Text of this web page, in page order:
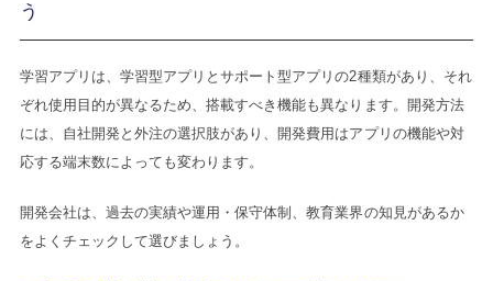
う
学習アプリは、学習型アプリとサポート型アプリの2種類があり、それ
ぞれ使用目的が異なるため、搭載すべき機能も異なります。開発方法
には、自社開発と外注の選択肢があり、開発費用はアプリの機能や対
応する端末数によっても変わります。
開発会社は、過去の実績や運用・保守体制、教育業界の知見があるか
をよくチェックして選びましょう。